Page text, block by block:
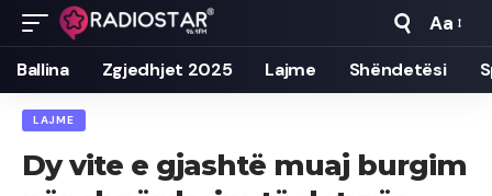
Font
Resizer
Aa
Ballina Zgjedhjet 2025 Lajme Shëndetësi
LAJME
Dy vite e gjashtë muaj burgim